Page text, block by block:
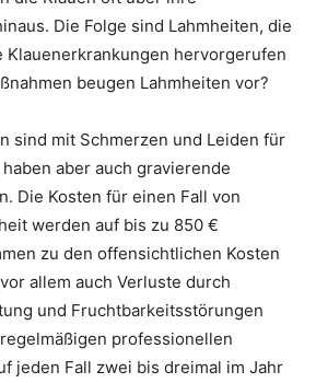
Die Folge sind Lahmheiten, die
Klauenerkrankungen hervorgerufen
beugen Lahmheiten vor?
sind mit Schmerzen und Leiden für
aber auch gravierende
Die Kosten für einen Fall von
werden auf bis zu 850 €
zu den offensichtlichen Kosten
allem auch Verluste durch
und Fruchtbarkeitsstörungen
professionellen
jeden Fall zwei bis dreimal im Jahr